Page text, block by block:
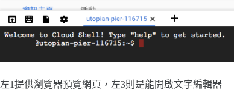
左1提供瀏覽器預覽網頁，左3則是能開啟文字編輯器